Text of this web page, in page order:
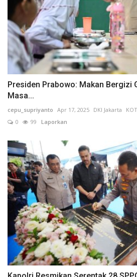
Presiden Prabowo: Makan Bergizi
Masa...
cepu_supriyanto Apr 17, 2025 DKI Jakarta
0
99 Laporkan